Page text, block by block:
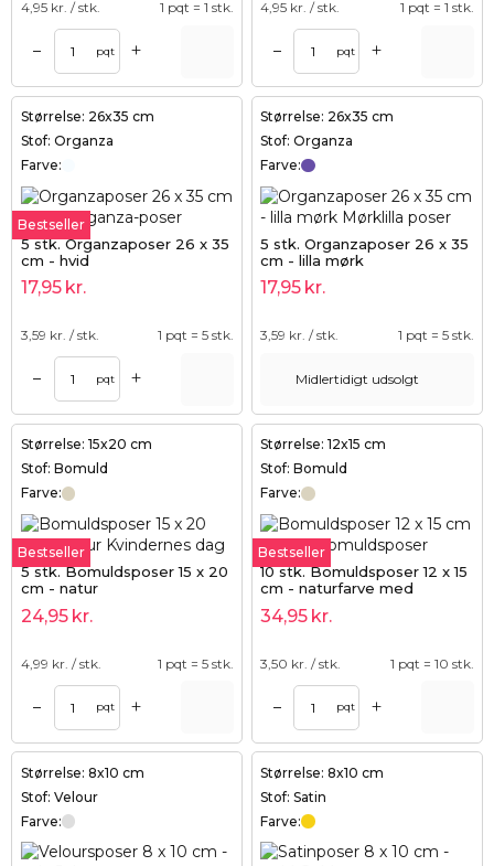
4,95 kr. / stk. 1 pqt = 1 stk.
– pqt +
4,95 kr. / stk. 1 pqt = 1 stk.
– pqt +
Størrelse: 26x35 cm
Stof: Organza
Farve:
Bestseller
5 stk. Organzaposer 26 x 35
cm - hvid
17,95 kr.
3,59 kr. / stk. 1 pqt = 5 stk.
– pqt +
Størrelse: 26x35 cm
Stof: Organza
Farve:
5 stk. Organzaposer 26 x 35
cm - lilla mørk
17,95 kr.
3,59 kr. / stk. 1 pqt = 5 stk.
Midlertidigt udsolgt
Størrelse: 15x20 cm
Stof: Bomuld
Farve:
Bestseller
5 stk. Bomuldsposer 15 x 20
cm - natur
24,95 kr.
4,99 kr. / stk. 1 pqt = 5 stk.
– pqt +
Størrelse: 12x15 cm
Stof: Bomuld
Farve:
Bestseller
10 stk. Bomuldsposer 12 x 15
cm - naturfarve med
dobbelt snor
34,95 kr.
3,50 kr. / stk. 1 pqt = 10 stk.
– pqt +
Størrelse: 8x10 cm
Stof: Velour
Farve:
Størrelse: 8x10 cm
Stof: Satin
Farve: